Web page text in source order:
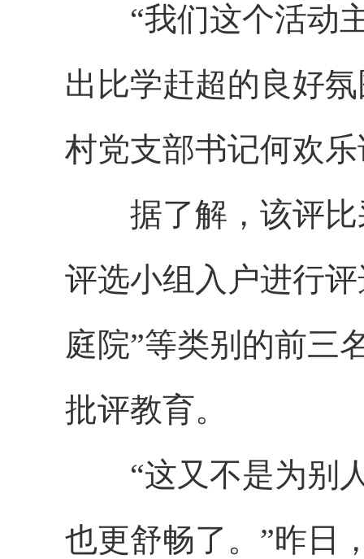
“我们这个活动主
出比学赶超的良好
村党支部书记何欢
据了解，该评比
评选小组入户进行
庭院”等类别的前三
批评教育。
“这又不是为别人
也更舒畅了。”昨日